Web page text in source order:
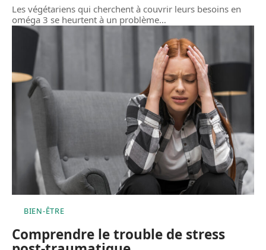
Les végétariens qui cherchent à couvrir leurs besoins en
oméga 3 se heurtent à un problème…
BIEN-ÊTRE
Comprendre le trouble de stress